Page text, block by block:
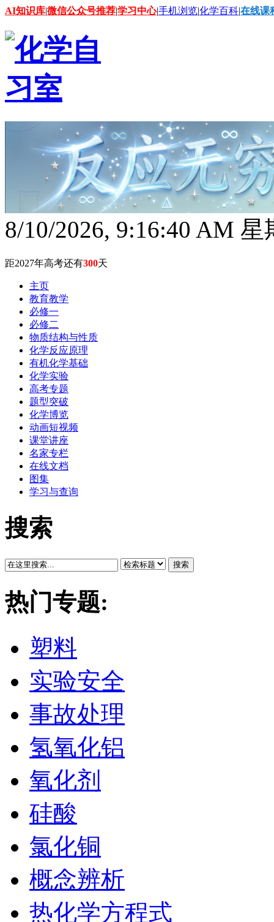
AI知识库|微信公众号推荐|学习中心|手机浏览|化学百科|在线课
8/10/2026, 9:16:42 AM 星
距2027年高考还有300天
主页
教育教学
必修一
必修二
物质结构与性质
化学反应原理
有机化学基础
化学实验
高考专题
题型突破
化学博览
动画短视频
课堂讲座
名家专栏
在线文档
图集
学习与查询
搜索
搜索
热门专题:
塑料
实验安全
事故处理
氢氧化铝
氧化剂
硅酸
氯化铜
概念辨析
热化学方程式